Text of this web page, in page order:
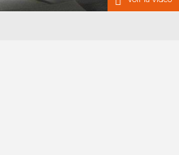
aux favoris